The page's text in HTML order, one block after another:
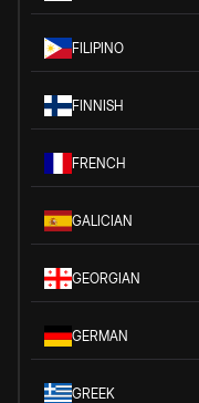
FILIPINO
FINNISH
FRENCH
GALICIAN
GEORGIAN
GERMAN
GREEK